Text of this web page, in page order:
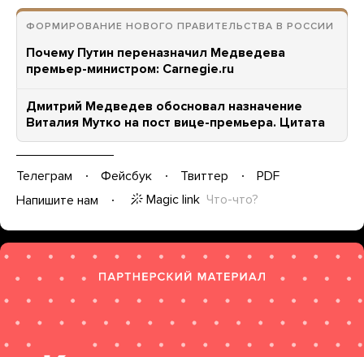
ФОРМИРОВАНИЕ НОВОГО ПРАВИТЕЛЬСТВА В РОССИИ
Почему Путин переназначил Медведева
премьер-министром: Carnegie.ru
Дмитрий Медведев обосновал назначение
Виталия Мутко на пост вице-премьера. Цитата
Телеграм Фейсбук Твиттер
PDF
Напишите нам
Magic link Что-что?